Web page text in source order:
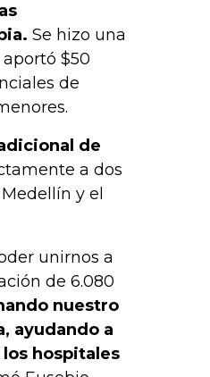
Se hizo una
$50
de
de
a dos
y el
unirnos a
de 6.080
nuestro
ayudando a
hospitales